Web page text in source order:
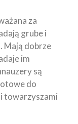
za
grube i
Mają dobrze
im
są
do
towarzyszami